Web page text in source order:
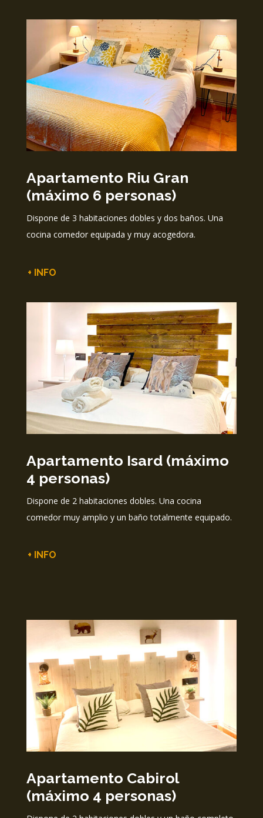
Apartamento Riu Gran
(máximo 6 personas)
Dispone de 3 habitaciones dobles y dos baños. Una
cocina comedor equipada y muy acogedora.
+ INFO
Apartamento Isard (máximo
4 personas)
Dispone de 2 habitaciones dobles. Una cocina
comedor muy amplio y un baño totalmente equipado.
+ INFO
Apartamento Cabirol
(máximo 4 personas)